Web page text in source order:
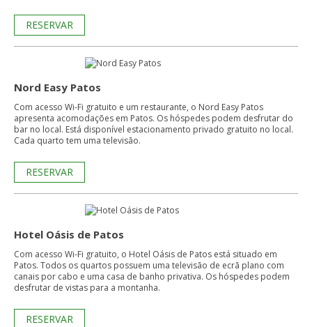
RESERVAR
Nord Easy Patos
Com acesso Wi-Fi gratuito e um restaurante, o Nord Easy Patos
apresenta acomodações em Patos. Os hóspedes podem desfrutar do
bar no local. Está disponível estacionamento privado gratuito no local.
Cada quarto tem uma televisão.
RESERVAR
Hotel Oásis de Patos
Com acesso Wi-Fi gratuito, o Hotel Oásis de Patos está situado em
Patos. Todos os quartos possuem uma televisão de ecrã plano com
canais por cabo e uma casa de banho privativa. Os hóspedes podem
desfrutar de vistas para a montanha.
RESERVAR